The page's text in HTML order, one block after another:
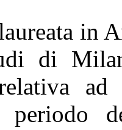
in
di
ad
periodo